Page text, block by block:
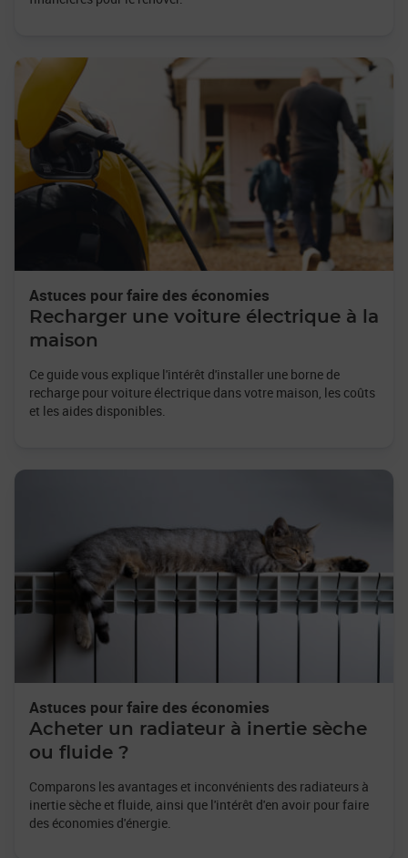
Astuces pour faire des économies
Recharger une voiture électrique à la
maison
Ce guide vous explique l'intérêt d'installer une borne de
recharge pour voiture électrique dans votre maison, les coûts
et les aides disponibles.
Astuces pour faire des économies
Acheter un radiateur à inertie sèche
ou fluide ?
Comparons les avantages et inconvénients des radiateurs à
inertie sèche et fluide, ainsi que l'intérêt d'en avoir pour faire
des économies d'énergie.